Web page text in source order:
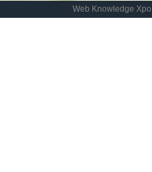
Web Knowledge